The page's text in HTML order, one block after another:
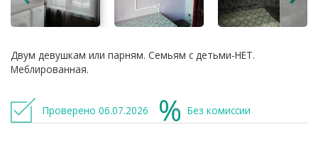
Двум девушкам или парням. Семьям с детьми-НЕТ.
Меблированная.
Проверено 06.07.2026 Без комиссии